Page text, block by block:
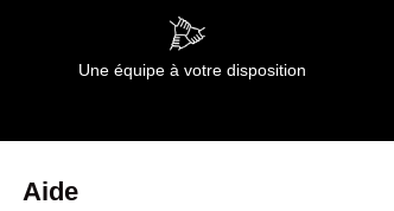
Une équipe à votre disposition
Aide